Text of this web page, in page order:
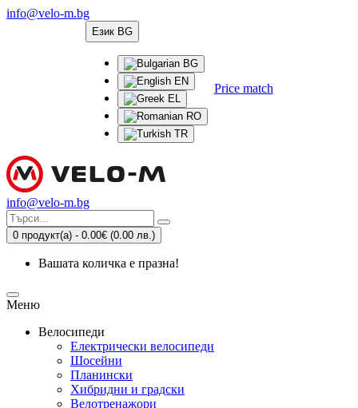
info@velo-m.bg
Език BG
BG
EN
EL
RO
TR
Price match
info@velo-m.bg
0 продукт(а) - 0.00€ (0.00 лв.)
Вашата количка е празна!
Меню
Велосипеди
Електрически велосипеди
Шосейни
Планински
Хибридни и градски
Велотренажори